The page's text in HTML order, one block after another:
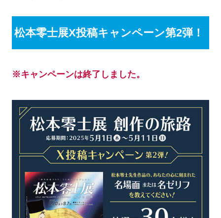
松本零士展X投稿キャンペーン第2弾！
※キャンペーンは終了しました。